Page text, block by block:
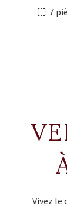
7
Vivez